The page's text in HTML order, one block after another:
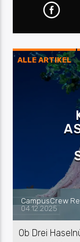
ALLE ARTIKEL
CampusCrew
04.12.2025
Ob Drei